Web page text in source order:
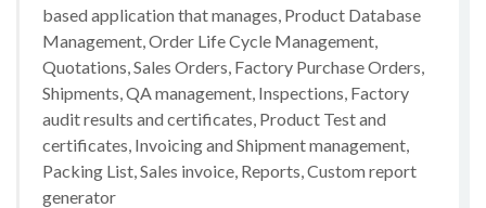
based application that manages, Product Database
Management, Order Life Cycle Management,
Quotations, Sales Orders, Factory Purchase Orders,
Shipments, QA management, Inspections, Factory
audit results and certificates, Product Test and
certificates, Invoicing and Shipment management,
Packing List, Sales invoice, Reports, Custom report
generator